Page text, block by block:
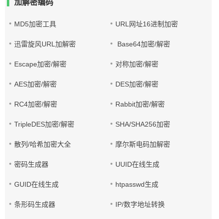
加解密编码
MD5加密工具 URL网址16进制加密
迅雷旋风URL加解密 Base64加密/解密
Escape加密/解密 对称加密/解密
AES加密/解密 DES加密/解密
RC4加密/解密 Rabbit加密/解密
TripleDES加密/解密 SHA/SHA256加密
散列/哈希加密大全 摩尔斯电码加解密
密码生成器 UUID在线生成
GUID在线生成 htpasswd生成
条形码生成器 IP/数字地址转换